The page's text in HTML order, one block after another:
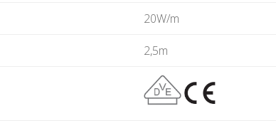
20W/m
2,5m